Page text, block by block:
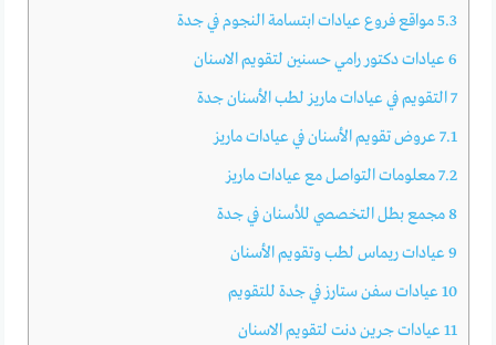
5.3مواقع فروع عيادات ابتسامة النجوم في جدة
6 عيادات دكتور رامي حسنين لتقويم الاسنان
7التقويم في عيادات ماريز لطب الأسنان جدة
7.1 عروض تقويم الأسنان في عيادات ماريز
7.2معلومات التواصل مع عيادات ماريز
8مجمع بطل التخصصي للأسنان في جدة
9 عيادات ريماس لطب وتقويم الأسنان
10 عيادات سفن ستارز في جدة للتقويم
11 عيادات جرين دنت لتقويم الاسنان